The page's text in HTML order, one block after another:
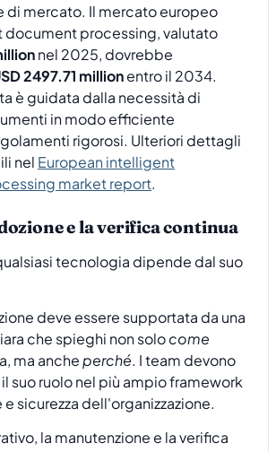
di mercato. Il mercato europeo
processing, valutato
nel 2025, dovrebbe
2497.71 millionentro il 2034.
è guidata dalla necessità di
in modo efficiente
rigorosi. Ulteriori dettagli
nel European intelligent
market report.
e la verifica continua
tecnologia dipende dal suo
deve essere supportata da una
che spieghi non solocome
ma ancheperché. I team devono
suo ruolo nel più ampio framework
sicurezza dell'organizzazione.
la manutenzione e la verifica